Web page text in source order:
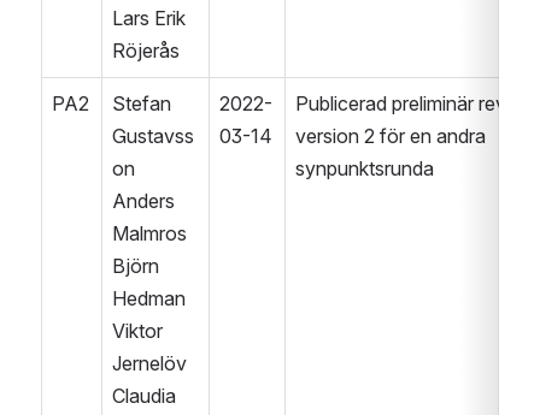
Lars Erik
Röjerås
PA2
Stefan
Gustavss
on
Anders
Malmros
Björn
Hedman
Viktor
Jernelöv
Claudia
2022-
03-14
Publicerad preliminär
version 2 för en andra
synpunktsrunda